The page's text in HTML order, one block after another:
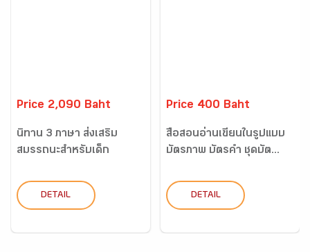
Price 2,090 Baht
นิทาน 3 ภาษา ส่งเสริม
สมรรถนะสำหรับเด็ก
DETAIL
Price 400 Baht
สื่อสอนอ่านเขียนในรูปแบบ
บัตรภาพ บัตรคำ ชุดบัต...
DETAIL